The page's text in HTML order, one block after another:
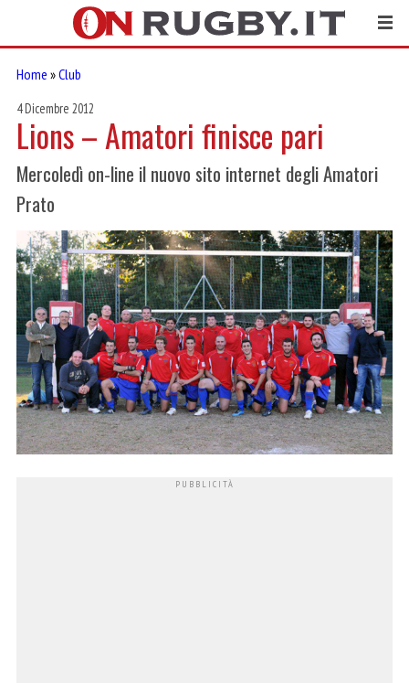
Home »Club
4 Dicembre 2012
Lions – Amatori finisce pari
Mercoledì on-line il nuovo sito internet degli Amatori
Prato